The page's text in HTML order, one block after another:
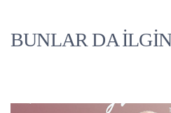
BUNLAR DA